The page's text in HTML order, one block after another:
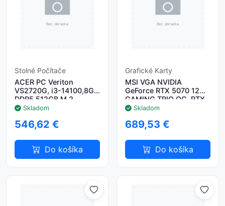
Stolné Počítače
ACER PC Veriton
VS2720G, i3-14100,8GB
DDR5,512GB M.2
SSD,Wifi,DVD±RW,USB
Skladom
546,62 €
Do košíka
Grafické Karty
MSI VGA NVIDIA
GeForce RTX 5070 12G
GAMING TRIO OC, RTX
5070, 12GB GDDR7,
Skladom
689,53 €
Do košíka